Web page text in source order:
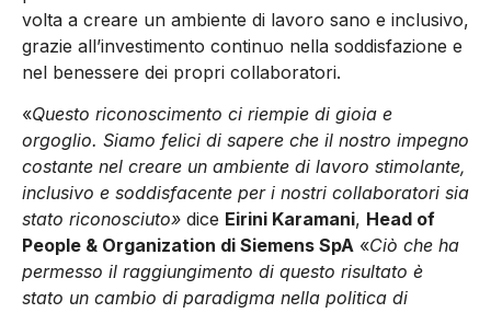
volta a creare un ambiente di lavoro sano e inclusivo,
grazie all’investimento continuo nella soddisfazione e
nel benessere dei propri collaboratori.
«Questo riconoscimento ci riempie di gioia e
orgoglio. Siamo felici di sapere che il nostro impegno
costante nel creare un ambiente di lavoro stimolante,
inclusivo e soddisfacente per i nostri collaboratori sia
stato riconosciuto» dice Eirini Karamani, Head of
People & Organization di Siemens SpA «Ciò che ha
permesso il raggiungimento di questo risultato è
stato un cambio di paradigma nella politica di